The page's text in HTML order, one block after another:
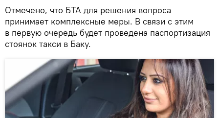
Отмечено, что БТА для решения вопроса
принимает комплексные меры. В связи с этим
в первую очередь будет проведена паспортизация
стоянок такси в Баку.